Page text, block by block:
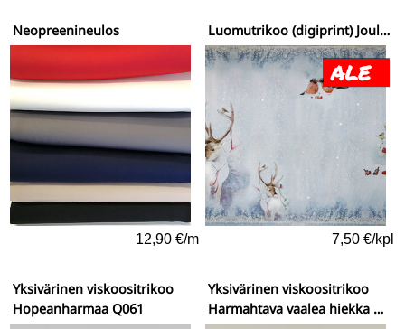
Neopreenineulos
12,90 €/m
Luomutrikoo (digiprint) Joulusikermä raportti
7,50 €/kpl
Yksivärinen viskoositrikoo
Hopeanharmaa Q061
Yksivärinen viskoositrikoo
Harmahtava vaalea hiekka Q152